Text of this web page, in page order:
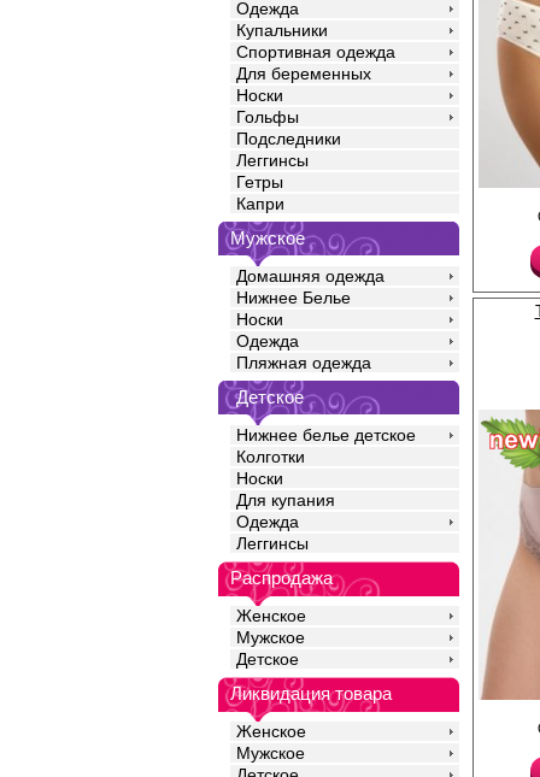
Одежда
Купальники
Спортивная одежда
Для беременных
Носки
Гольфы
Подследники
Леггинсы
Гетры
Капри
Мужское
Домашняя одежда
Нижнее Белье
Носки
Одежда
Пляжная одежда
Детское
Нижнее белье детское
Колготки
Носки
Для купания
Одежда
Леггинсы
Распродажа
Женское
Мужское
Детское
Ликвидация товара
Женское
Мужское
хлопка с
повышающий
одежды, создавая
фигуры. Модель
талии, узкую боковую
полностью
Гигиеничная
дополнительный
штуки разного цвета
Эластан 5%
.
Хлопок 95%
Эластан 5%